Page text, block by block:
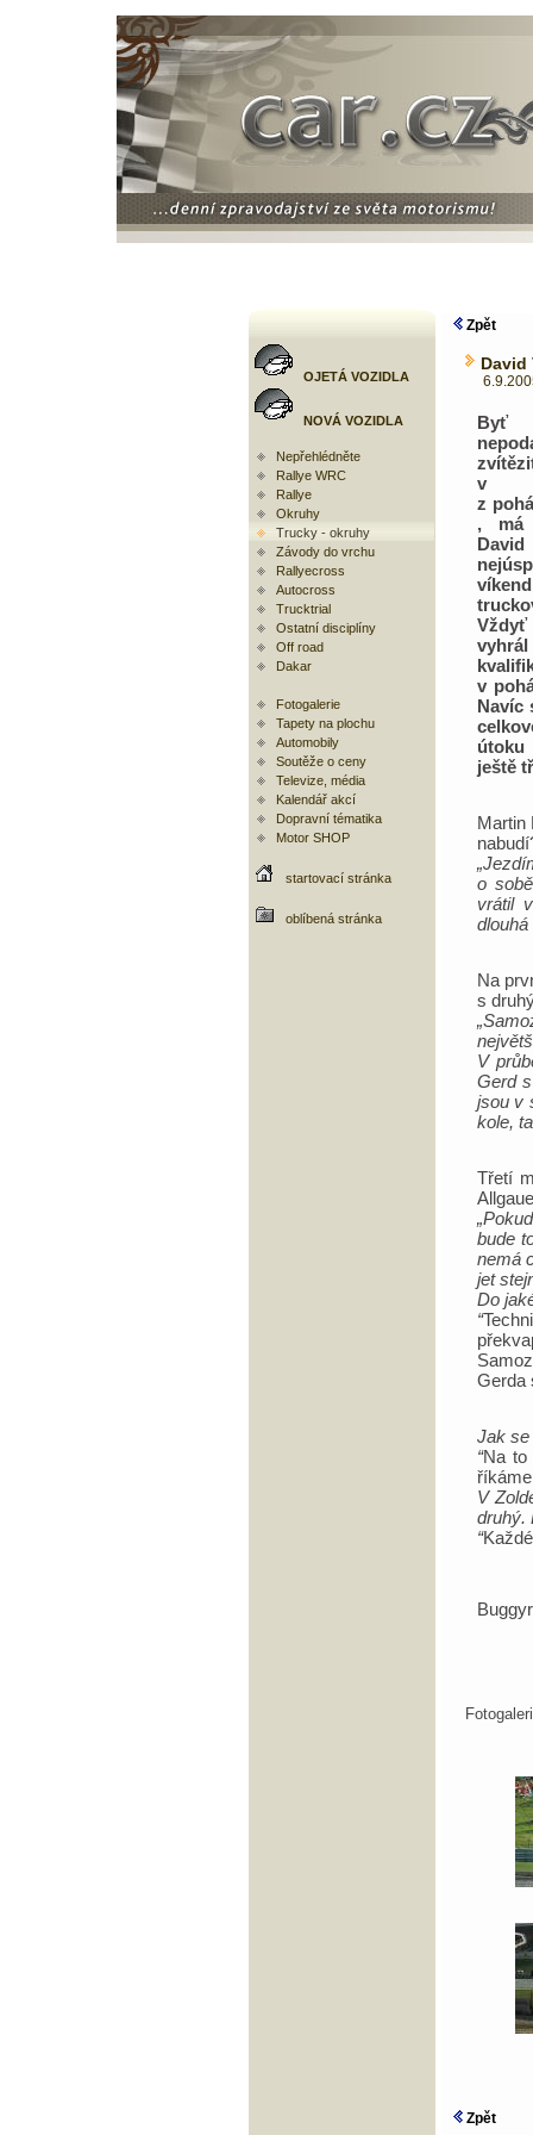
OJETÁ VOZIDLA
NOVÁ VOZIDLA
Nepřehlédněte
Rallye WRC
Rallye
Okruhy
Trucky - okruhy
Závody do vrchu
Rallyecross
Autocross
Trucktrial
Ostatní disciplíny
Off road
Dakar
Fotogalerie
Tapety na plochu
Automobily
Soutěže o ceny
Televize, média
Kalendář akcí
Dopravní tématika
Motor SHOP
startovací stránka
oblíbená stránka
Zpět
David
Byť
v
z
, má
v
Navíc
útoku
ještě
Martin
o
vrátil
dlouhá
Na
s
V
Gerd
jsou v
kole,
Třetí
bude
nemá
jet
Do
“
Gerda
Jak se
“Na to
V
druhý.
“
Zpět